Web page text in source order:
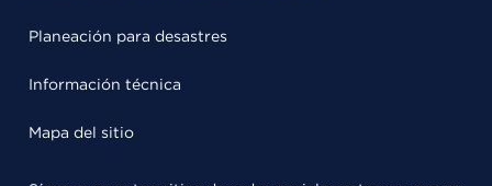
Planeación para desastres
Información técnica
Mapa del sitio